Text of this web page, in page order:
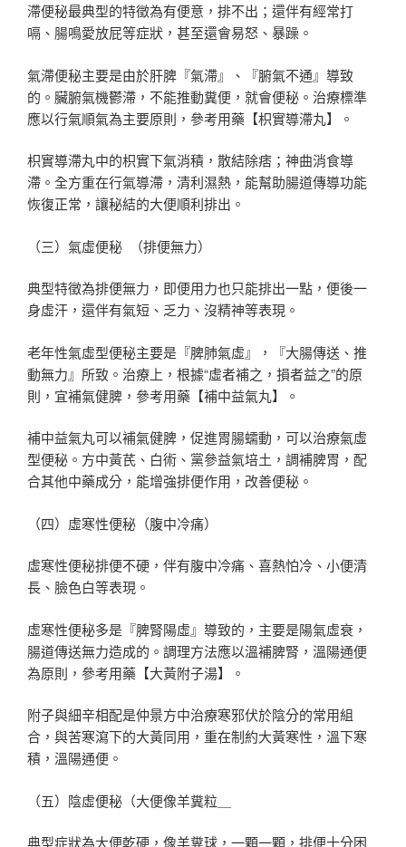
滯便秘最典型的特徵為有便意，排不出；還伴有經常打
嗝、腸鳴愛放屁等症狀，甚至還會易怒、暴躁。
氣滯便秘主要是由於肝脾『氣滯』、『腑氣不通』導致
的。臟腑氣機鬱滯，不能推動糞便，就會便秘。治療標準
應以行氣順氣為主要原則，參考用藥【枳實導滯丸】。
枳實導滯丸中的枳實下氣消積，散結除痞；神曲消食導
滯。全方重在行氣導滯，清利濕熱，能幫助腸道傳導功能
恢復正常，讓秘結的大便順利排出。
（三）氣虛便秘 （排便無力）
典型特徵為排便無力，即便用力也只能排出一點，便後一
身虛汗，還伴有氣短、乏力、沒精神等表現。
老年性氣虛型便秘主要是『脾肺氣虛』，『大腸傳送、推
動無力』所致。治療上，根據“虛者補之，損者益之”的原
則，宜補氣健脾，參考用藥【補中益氣丸】。
補中益氣丸可以補氣健脾，促進胃腸蠕動，可以治療氣虛
型便秘。方中黃芪、白術、黨參益氣培土，調補脾胃，配
合其他中藥成分，能增強排便作用，改善便秘。
（四）虛寒性便秘（腹中冷痛）
虛寒性便秘排便不硬，伴有腹中冷痛、喜熱怕冷、小便清
長、臉色白等表現。
虛寒性便秘多是『脾腎陽虛』導致的，主要是陽氣虛衰，
腸道傳送無力造成的。調理方法應以溫補脾腎，溫陽通便
為原則，參考用藥【大黃附子湯】。
附子與細辛相配是仲景方中治療寒邪伏於陰分的常用組
合，與苦寒瀉下的大黃同用，重在制約大黃寒性，溫下寒
積，溫陽通便。
（五）陰虛便秘（大便像羊糞粒＿
典型症狀為大便乾硬，像羊糞球，一顆一顆，排便十分困